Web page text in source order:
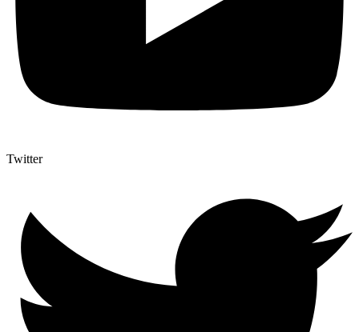
Twitter